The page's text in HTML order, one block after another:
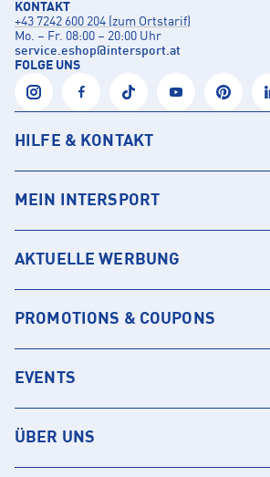
KONTAKT
+43 7242 600 204 (zum Ortstarif)
Mo. – Fr. 08:00 – 20:00 Uhr
service.eshop@intersport.at
FOLGE UNS
HILFE & KONTAKT
MEIN INTERSPORT
AKTUELLE WERBUNG
PROMOTIONS & COUPONS
EVENTS
ÜBER UNS